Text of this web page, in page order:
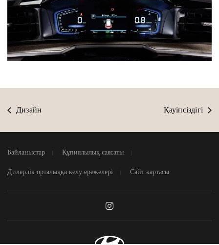
Дизайн Қауіпсіздігі
Байланыстар Құпиялылық саясаты
Дилерлік орталыққа келу ережелері Сайт картасы